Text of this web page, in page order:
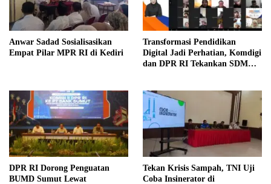
Anwar Sadad Sosialisasikan
Empat Pilar MPR RI di Kediri
Transformasi Pendidikan
Digital Jadi Perhatian, Komdigi
dan DPR RI Tekankan SDM
DPR RI Dorong Penguatan
BUMD Sumut Lewat
Tekan Krisis Sampah, TNI Uji
Coba Insinerator di